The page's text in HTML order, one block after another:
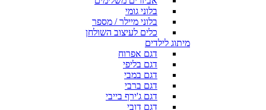
בלוני גומי
בלוני מיילר / מספר
כלים לעיצוב השולחן
מיתוג לילדים
דגם אפרוח
דגם בליפי
דגם במבי
דגם ברבי
דגם ג'ירף בייבי
דגם דובי